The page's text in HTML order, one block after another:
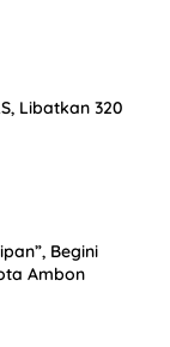
Libatkan 320
Begini
Ambon